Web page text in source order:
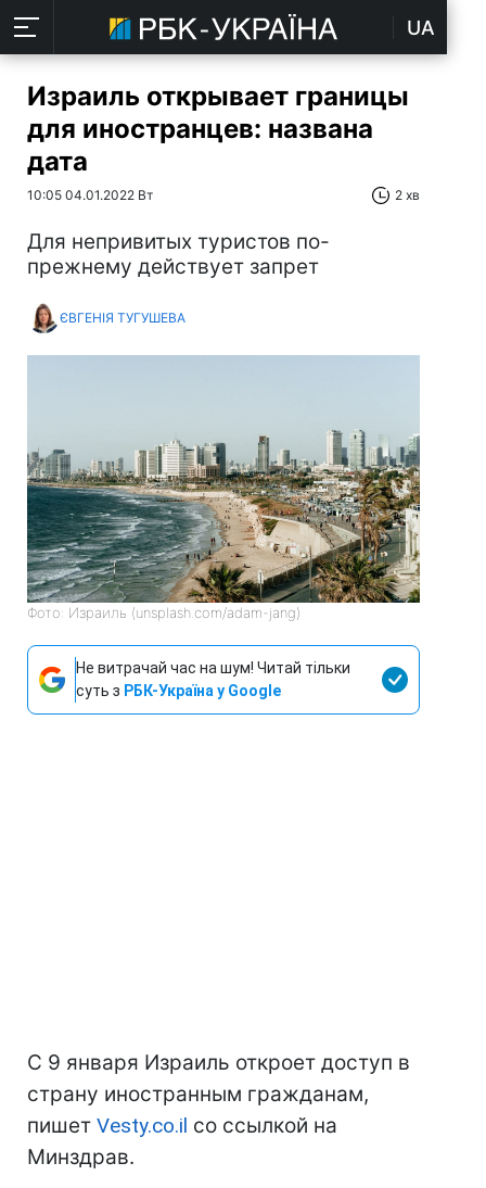
UA
Израиль открывает границы
для иностранцев: названа
дата
10:05 04.01.2022 Вт 2 хв
Для непривитых туристов по-
прежнему действует запрет
ЄВГЕНІЯ ТУГУШЕВА
Фото: Израиль (unsplash.com/adam-jang)
Не витрачай час на шум! Читай тільки
суть з РБК-Україна у Google
С 9 января Израиль откроет доступ в
страну иностранным гражданам,
пишет Vesty.co.il со ссылкой на
Минздрав.